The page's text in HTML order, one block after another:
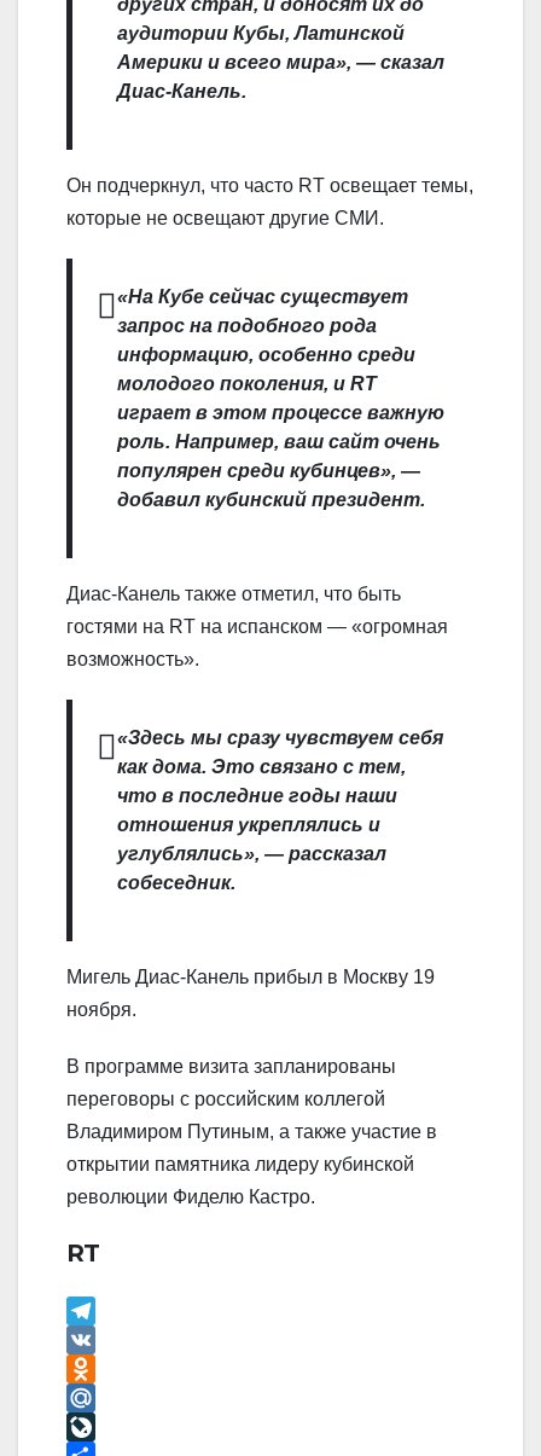
других стран, и доносят их до
аудитории Кубы, Латинской
Америки и всего мира», — сказал
Диас-Канель.
Он подчеркнул, что часто RT освещает темы,
которые не освещают другие СМИ.
«На Кубе сейчас существует
запрос на подобного рода
информацию, особенно среди
молодого поколения, и RT
играет в этом процессе важную
роль. Например, ваш сайт очень
популярен среди кубинцев», —
добавил кубинский президент.
Диас-Канель также отметил, что быть
гостями на RT на испанском — «огромная
возможность».
«Здесь мы сразу чувствуем себя
как дома. Это связано с тем,
что в последние годы наши
отношения укреплялись и
углублялись», — рассказал
собеседник.
Мигель Диас-Канель прибыл в Москву 19
ноября.
В программе визита запланированы
переговоры с российским коллегой
Владимиром Путиным, а также участие в
открытии памятника лидеру кубинской
революции Фиделю Кастро.
RT
T
e
l
e
V
K
O
d
M